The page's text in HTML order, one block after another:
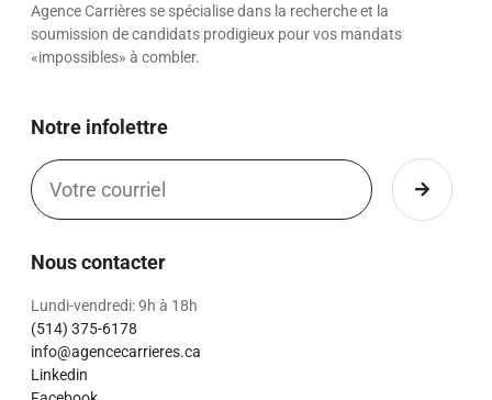
Agence Carrières se spécialise dans la recherche et la
soumission de candidats prodigieux pour vos mandats
«impossibles» à combler.
Notre infolettre
Nous contacter
Lundi-vendredi: 9h à 18h
(514) 375-6178
info@agencecarrieres.ca
Linkedin